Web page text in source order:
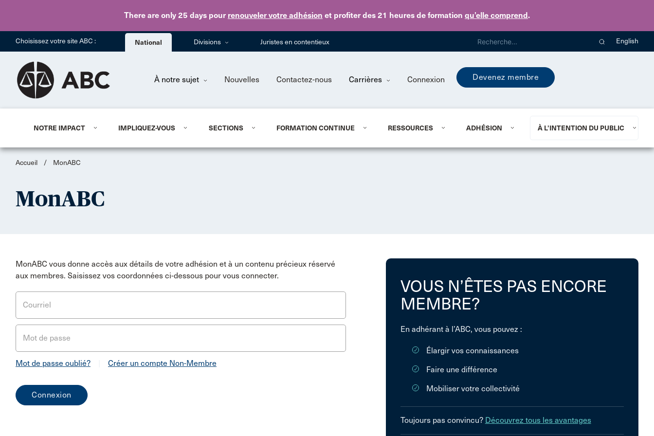
There are only 25 days pour renouveler votre adhésion et profiter des 21 heures de formation qu’elle comprend.
Skip to main content
Choisissez votre site ABC : National Divisions Juristes en contentieux English
À notre sujet Nouvelles Contactez-nous Carrières Connexion Devenez membre
NOTRE IMPACT IMPLIQUEZ-VOUS SECTIONS FORMATION CONTINUE RESSOURCES ADHÉSION À L’INTENTION DU PUBLIC
Accueil / MonABC
MonABC
MonABC vous donne accès aux détails de votre adhésion et à un contenu précieux réservé
aux membres. Saisissez vos coordonnées ci-dessous pour vous connecter.
Courriel
Mot de passe
Mot de passe oublié? Créer un compte Non-Membre
VOUS N’ÊTES PAS ENCORE
MEMBRE?
En adhérant à l’ABC, vous pouvez :
Élargir vos connaissances
Faire une différence
Mobiliser votre collectivité
Toujours pas convincu? Découvrez tous les avantages